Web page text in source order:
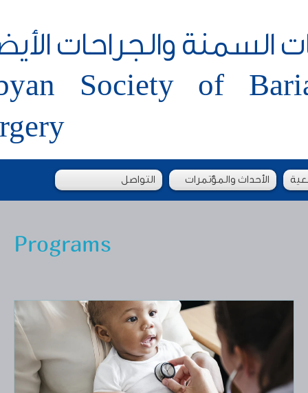
السمنة والجراحات
Society of
الأحداث والمؤتمرات التواصل
Programs